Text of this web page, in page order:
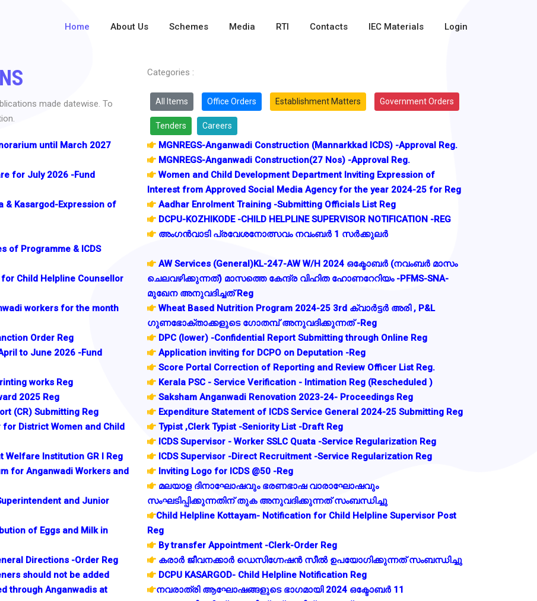
Home About Us Schemes Media RTI Contacts IEC Materials Login
made datewise. To
Categories :
All Items Office Orders Establishment Matters Government Orders
Tenders Careers
until March 2027
for July 2026 -Fund
& Kasargod-Expression of
of Programme & ICDS
Child Helpline Counsellor
workers for the month
Order Reg
to June 2026 -Fund
works Reg
2025 Reg
(CR) Submitting Reg
District Women and Child
Welfare Institution GR I Reg
for Anganwadi Workers and
and Junior
of Eggs and Milk in
Directions -Order Reg
should not be added
through Anganwadis at
MGNREGS-Anganwadi Construction (Mannarkkad ICDS) -Approval Reg.
MGNREGS-Anganwadi Construction(27 Nos) -Approval Reg.
Women and Child Development Department Inviting Expression of
Interest from Approved Social Media Agency for the year 2024-25 for Reg
Aadhar Enrolment Training -Submitting Officials List Reg
DCPU-KOZHIKODE -CHILD HELPLINE SUPERVISOR NOTIFICATION -REG
അംഗൻവാടി പ്രവേശനോത്സവം നവംബർ 1 സർക്കുലർ
AW Services (General)KL-247-AW W/H 2024 ഒക്ടോബർ (നവംബർ മാസം
ചെലവഴിക്കുന്നത്) മാസത്തെ കേന്ദ്ര വിഹിത ഹോണറേറിയം -PFMS-SNA-
മുഖേന അനുവദിച്ചത് Reg
Wheat Based Nutrition Program 2024-25 3rd ക്വാർട്ടർ അരി , P&L
ഗുണഭോക്താക്കളുടെ ഗോതമ്പ് അനുവദിക്കുന്നത് -Reg
DPC (lower) -Confidential Report Submitting through Online Reg
Application inviting for DCPO on Deputation -Reg
Score Portal Correction of Reporting and Review Officer List Reg.
Kerala PSC - Service Verification - Intimation Reg (Rescheduled )
Saksham Anganwadi Renovation 2023-24- Proceedings Reg
Expenditure Statement of ICDS Service General 2024-25 Submitting Reg
Typist ,Clerk Typist -Seniority List -Draft Reg
ICDS Supervisor - Worker SSLC Quata -Service Regularization Reg
ICDS Supervisor -Direct Recruitment -Service Regularization Reg
Inviting Logo for ICDS @50 -Reg
മലയാള ദിനാഘോഷവും ഭരണഭാഷ വാരാഘോഷവും
സംഘടിപ്പിക്കുന്നതിന് തുക അനുവദിക്കുന്നത് സംബന്ധിച്ചു
Child Helpline Kottayam- Notification for Child Helpline Supervisor Post
Reg
By transfer Appointment -Clerk-Order Reg
കരാർ ജീവനക്കാർ ഡെസിഗ്നേഷൻ സീൽ ഉപയോഗിക്കുന്നത് സംബന്ധിച്ചു
DCPU KASARGOD- Child Helpline Notification Reg
നവരാത്രി ആഘോഷങ്ങളുടെ ഭാഗമായി 2024 ഒക്ടോബർ 11